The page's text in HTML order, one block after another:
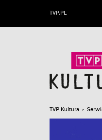
TVP.PL
TVP Kultura ›